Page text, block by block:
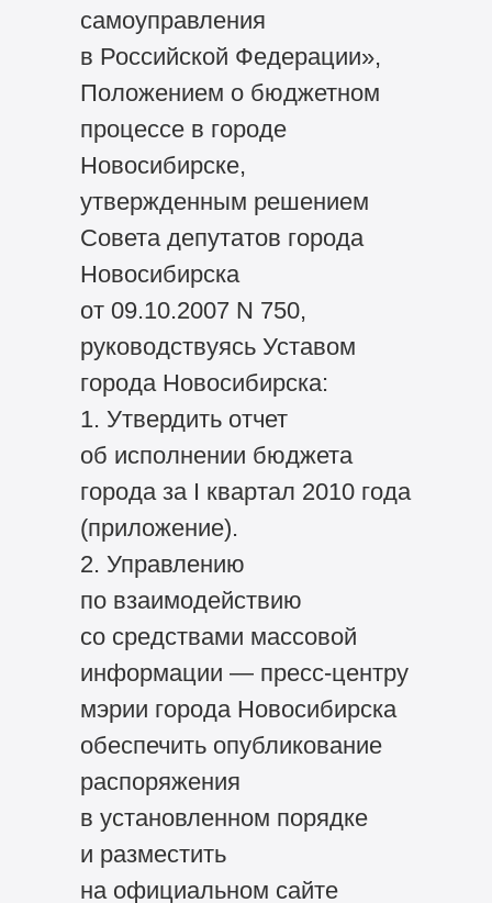
самоуправления
в Российской Федерации»,
Положением о бюджетном
процессе в городе
Новосибирске,
утвержденным решением
Совета депутатов города
Новосибирска
от 09.10.2007 N 750,
руководствуясь Уставом
города Новосибирска:
1. Утвердить отчет
об исполнении бюджета
города за I квартал 2010 года
(приложение).
2. Управлению
по взаимодействию
со средствами массовой
информации — пресс-центру
мэрии города Новосибирска
обеспечить опубликование
распоряжения
в установленном порядке
и разместить
на официальном сайте